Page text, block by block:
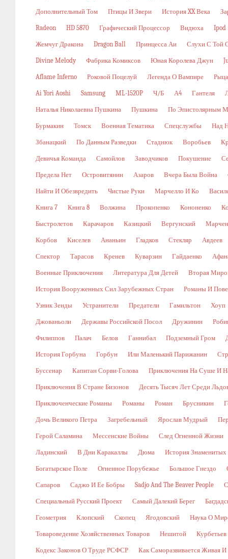
Дополнительный Том Птицы И Звери История XX Века
Radeon HD 5870 Графический Процессор Видюха Ipod
Жемчуг Дракона Dragon Ball Принцесса Аи Слухи С Той
Divine Melody Фабрика Комиксов Юная Королева Джун
Aflame Inferno Роковой Поцелуй Легенда О Вампире
Ai Yori Aoshi Samsung ML-1520P Ч/б А4 Гантеля
Наталья Николаевна Пушкина Пушкина По Эпистолярным
Бурмакин Томск Военная Тематика Спецслужбы Над
Збанацкий По Данным Разведки Стаднюк Воробьев
Девичья Команда Самойлов Заводчиков Покушение
Предела Нет Островитянин Азаров Вчера Была Война
Найти И Обезвредить Чистые Руки Марчелло И Ко
Книга 7 Книга 8 Волжина Прокопенко Кононенко
Быстролетов Карачаров Казицкий Вергунский
Корбов Киселев Ананьин Гладков Стекляр Авдеев
Спектор Тарасов Кренев Куварзин Гайдаенко
Военные Приключения Литература Для Детей Вторая
История Вооруженных Сил Зарубежных Стран Романы И
Узник Зенды Устранители Предатели Гамильтон Хоуп
Джованьоли Державы Российской Посол Дружинин
Филиппов Палач Белов Ганнибал Подземный Гром
История Горбуна Горбун Или Маленький Парижанин
Буссенар Капитан Сорви-Голова Приключения На Суше И
Приключения В Стране Бизонов Десять Тысяч Лет Среди
Приключенческие Романы Романы Роман Брусникин
Дочь Великого Петра Загребельный Ярослав Мудрый
Герой Саламина Мессенские Войны След Огненной Жизни
Ладинский В Дни Каракаллы Дюма История Знаменитых
Богатырское Поле Огненное Порубежье Большое Гнездо
Сапаров Саджо И Ее Бобры Sadjo And The Beaver People
Специальный Русский Проект Самый Далекий Берег
Геометрия Клопский Скопец Ягодовский Наука О
Товароведение Хозяйственных Товаров Нешитой Курбетьев
Кодекс Законов О Труде РСФСР Как Саморазвивается Живая